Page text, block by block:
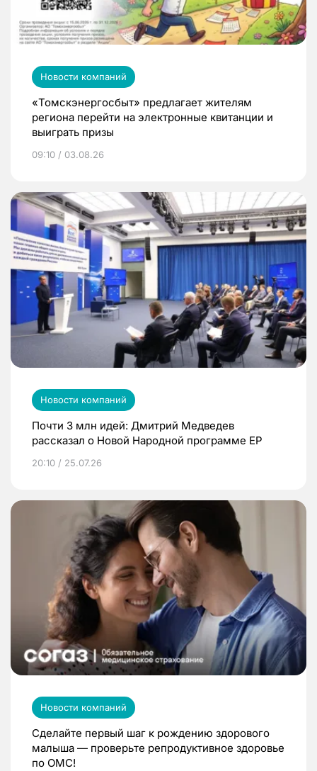
Новости компаний
«Томскэнергосбыт» предлагает жителям
региона перейти на электронные квитанции и
выиграть призы
09:10 / 03.08.26
Новости компаний
Почти 3 млн идей: Дмитрий Медведев
рассказал о Новой Народной программе ЕР
20:10 / 25.07.26
Новости компаний
Сделайте первый шаг к рождению здорового
малыша — проверьте репродуктивное здоровье
по ОМС!